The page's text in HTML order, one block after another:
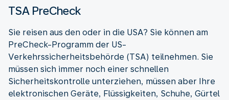
TSA PreCheck
Sie reisen aus den oder in die USA? Sie können am
PreCheck-Programm der US-
Verkehrssicherheitsbehörde (TSA) teilnehmen. Sie
müssen sich immer noch einer schnellen
Sicherheitskontrolle unterziehen, müssen aber Ihre
elektronischen Geräte, Flüssigkeiten, Schuhe, Gürtel